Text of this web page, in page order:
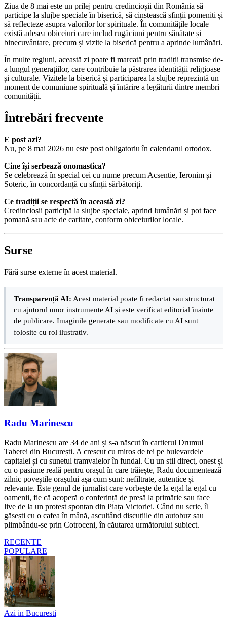
Ziua de 8 mai este un prilej pentru credincioșii din România să
participe la slujbe speciale în biserică, să cinstească sfinții pomeniti și
să reflecteze asupra valorilor lor spirituale. În comunitățile locale
există adesea obiceiuri care includ rugăciuni pentru sănătate și
binecuvântare, precum și vizite la biserică pentru a aprinde lumânări.
În multe regiuni, această zi poate fi marcată prin tradiții transmise de-
a lungul generațiilor, care contribuie la păstrarea identității religioase
și culturale. Vizitele la biserică și participarea la slujbe reprezintă un
moment de comuniune spirituală și întărire a legăturii dintre membri
comunității.
Întrebări frecvente
E post azi?
Nu, pe 8 mai 2026 nu este post obligatoriu în calendarul ortodox.
Cine își serbează onomastica?
Se celebrează în special cei cu nume precum Acsentie, Ieronim și
Soteric, în concordanță cu sfinții sărbătoriți.
Ce tradiții se respectă în această zi?
Credincioșii participă la slujbe speciale, aprind lumânări și pot face
pomană sau acte de caritate, conform obiceiurilor locale.
Surse
Fără surse externe în acest material.
Transparență AI: Acest material poate fi redactat sau structurat
cu ajutorul unor instrumente AI și este verificat editorial înainte
de publicare. Imaginile generate sau modificate cu AI sunt
folosite cu rol ilustrativ.
Radu Marinescu
Radu Marinescu are 34 de ani și s-a născut în cartierul Drumul
Taberei din București. A crescut cu miros de tei pe bulevardele
capitalei și cu sunetul tramvaielor în fundal. Cu un stil direct, onest și
cu o pasiune reală pentru orașul în care trăiește, Radu documentează
zilnic poveștile orașului așa cum sunt: nefiltrate, autentice și
relevante. Este genul de jurnalist care vorbește de la egal la egal cu
oamenii, fie că acoperă o conferință de presă la primărie sau face
live de la un protest spontan din Piața Victoriei. Când nu scrie, îl
găsești cu o cafea în mână, ascultând discuțiile din autobuz sau
plimbându-se prin Cotroceni, în căutarea următorului subiect.
RECENTE
POPULARE
Azi in Bucuresti